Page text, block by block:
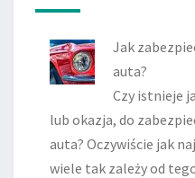
Jak
auta?
Czy istnieje
lub okazja, do
auta? Oczywiście jak
wiele tak zależy od